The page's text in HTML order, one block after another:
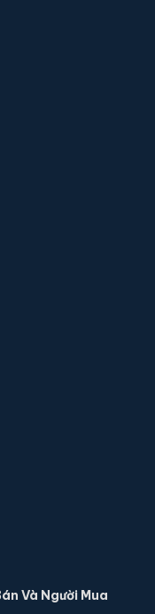
kho không, nếu
khách hàng có
kho còn sản phẩm
Aifeibao HK-
vân tay
sắt Aifeibao
Và Người Mua